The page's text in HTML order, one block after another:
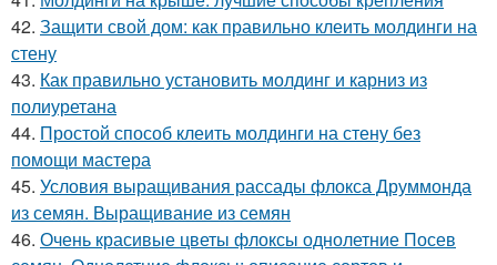
42. Защити свой дом: как правильно клеить молдинги на
стену
43. Как правильно установить молдинг и карниз из
полиуретана
44. Простой способ клеить молдинги на стену без
помощи мастера
45. Условия выращивания рассады флокса Друммонда
из семян. Выращивание из семян
46. Очень красивые цветы флоксы однолетние Посев